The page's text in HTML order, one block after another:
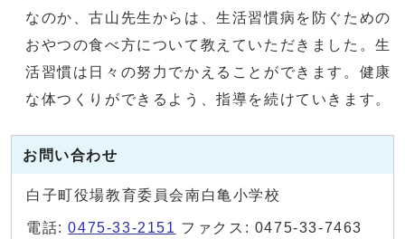
なのか、古山先生からは、生活習慣病を防ぐための
おやつの食べ方について教えていただきました。生
活習慣は日々の努力でかえることができます。健康
な体つくりができるよう、指導を続けていきます。
お問い合わせ
白子町役場教育委員会南白亀小学校
電話:0475-33-2151 ファクス: 0475-33-7463